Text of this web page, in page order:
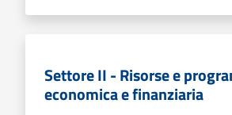
Settore II - Risorse e
economica e finanziaria